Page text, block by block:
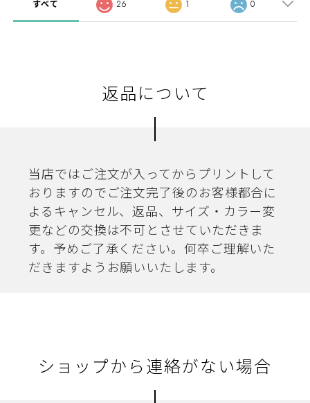
すべて 26 1 0
返品について
当店ではご注文が入ってからプリントして
おりますのでご注文完了後のお客様都合に
よるキャンセル、返品、サイズ・カラー変
更などの交換は不可とさせていただきま
す。予めご了承ください。何卒ご理解いた
だきますようお願いいたします。
ショップから連絡がない場合